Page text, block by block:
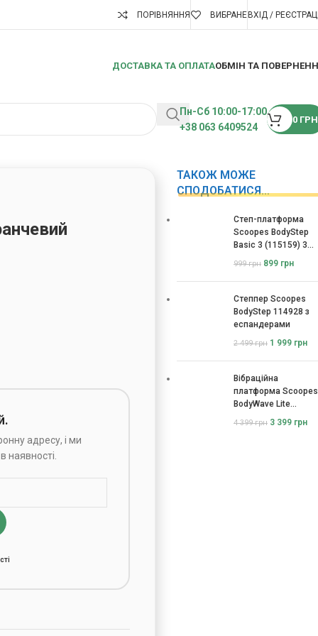
ПОРІВНЯННЯ ВИБРАНЕВХІД /
ДОСТАВКА ТА ОПЛАТАОБМІН ТА
Пн-Сб 10:00-17:00
+38 063 6409524
0 ГРН
адресу, і ми
наявності.
ТАКОЖ МОЖЕ
СПОДОБАТИСЯ…
Степ-платформа
Scoopes BodyStep
Basic 3 (115159) 3
999грн 899 грн
Степпер Scoopes
BodyStep 114928 з
еспандерами
2 499грн 1 999 грн
Вібраційна
платформа Scoopes
BodyWave Lite
4 399грн 3 399 грн